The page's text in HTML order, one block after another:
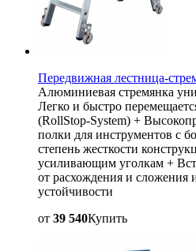
Передвижная лестница-
Алюминиевая стремянка
Легко и быстро
(RollStop-System) +
полки для инструментов с
степень жесткости
усиливающим уголкам +
от расхождения и сложения
устойчивости
от 39 540Купить